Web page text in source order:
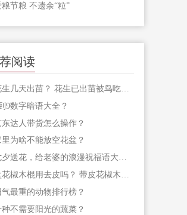
粮节粮 不遗余“粒”
阅读
花生几天出苗？ 花生已出苗被鸟吃怎么办？
9数字暗语大全？
东达人带货怎么操作？
里为啥不能放空花盆？
七夕送花，给老婆的浪漫祝福语大汇总
盘花椒木棍用去皮吗？ 带皮花椒木棍怎样盘玩？
气最重的动物排行榜？
种不需要阳光的蔬菜？